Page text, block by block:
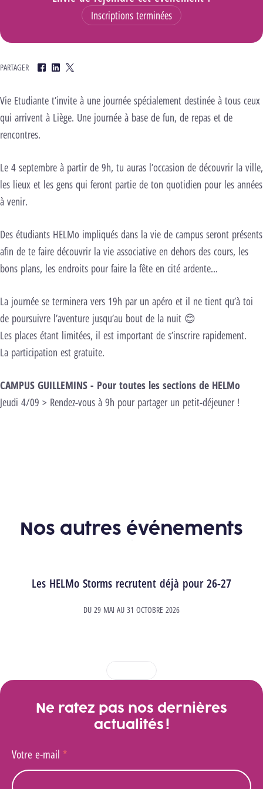
Inscriptions terminées
PARTAGER
Facebook
LinkedInTwitter
Vie Etudiante t’invite à une journée spécialement destinée à tous ceux
qui arrivent à Liège. Une journée à base de fun, de repas et de
rencontres.
Le 4 septembre à partir de 9h, tu auras l’occasion de découvrir la ville,
les lieux et les gens qui feront partie de ton quotidien pour les années
à venir.
Des étudiants HELMo impliqués dans la vie de campus seront présents
afin de te faire découvrir la vie associative en dehors des cours, les
bons plans, les endroits pour faire la fête en cité ardente…
La journée se terminera vers 19h par un apéro et il ne tient qu’à toi
de poursuivre l’aventure jusqu’au bout de la nuit 😊
Les places étant limitées, il est important de s’inscrire rapidement.
La participation est gratuite.
CAMPUS GUILLEMINS - Pour toutes les sections de HELMo
Jeudi 4/09 > Rendez-vous à 9h pour partager un petit-déjeuner !
Nos autres événements
Les HELMo Storms recrutent déjà pour 26-27
DU 29 MAI AU 31 OCTOBRE 2026
1 2 3 4
Ne ratez pas nos dernières
actualités !
Votre e-mail *